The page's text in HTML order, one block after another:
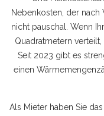
Nebenkosten, der
nicht pauschal. Wenn
Quadratmetern
Seit 2023 gibt es
einen
Als Mieter haben Sie